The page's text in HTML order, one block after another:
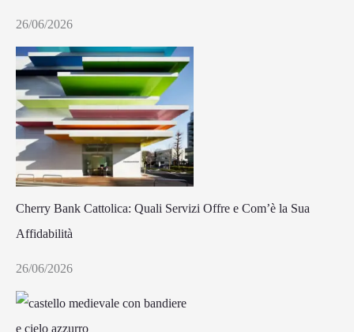
26/06/2026
Cherry Bank Cattolica: Quali Servizi Offre e Com’è la Sua
Affidabilità
26/06/2026